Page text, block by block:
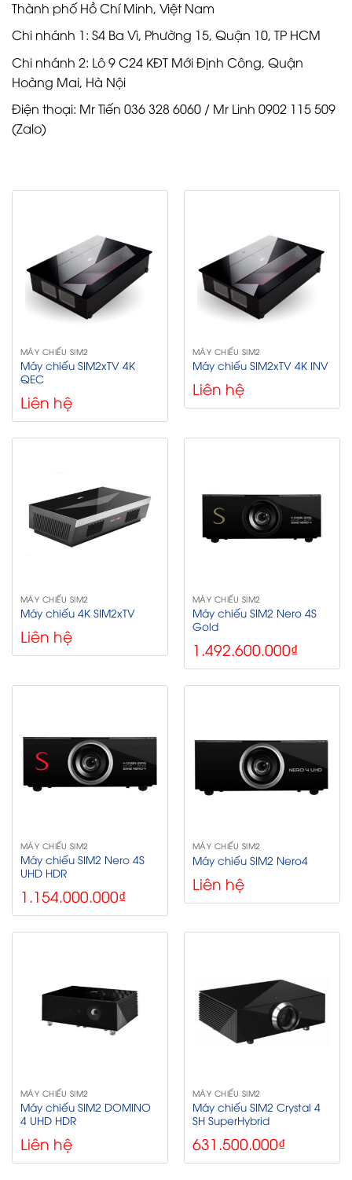
Thành phố Hồ Chí Minh, Việt Nam
Chi nhánh 1: S4 Ba Vì, Phường 15, Quận 10, TP HCM
Chi nhánh 2: Lô 9 C24 KĐT Mới Định Công, Quận
Hoàng Mai, Hà Nội
Điện thoại: Mr Tiến 036 328 6060 / Mr Linh 0902 115 509
(Zalo)
MÁY CHIẾU SIM2
Máy chiếu SIM2xTV 4K
QEC
Liên hệ
MÁY CHIẾU SIM2
Máy chiếu SIM2xTV 4K INV
Liên hệ
MÁY CHIẾU SIM2
Máy chiếu 4K SIM2xTV
Liên hệ
MÁY CHIẾU SIM2
Máy chiếu SIM2 Nero 4S
Gold
1.492.600.000₫
MÁY CHIẾU SIM2
Máy chiếu SIM2 Nero 4S
UHD HDR
1.154.000.000₫
MÁY CHIẾU SIM2
Máy chiếu SIM2 Nero4
Liên hệ
MÁY CHIẾU SIM2
Máy chiếu SIM2 DOMINO
4 UHD HDR
Liên hệ
MÁY CHIẾU SIM2
Máy chiếu SIM2 Crystal 4
SH SuperHybrid
631.500.000₫